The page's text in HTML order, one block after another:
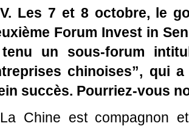
V. Les 7 et 8 octobre, le
Forum Invest in
un sous-forum
chinoises”, qui
succès. Pourriez-vous
La Chine est compagnon